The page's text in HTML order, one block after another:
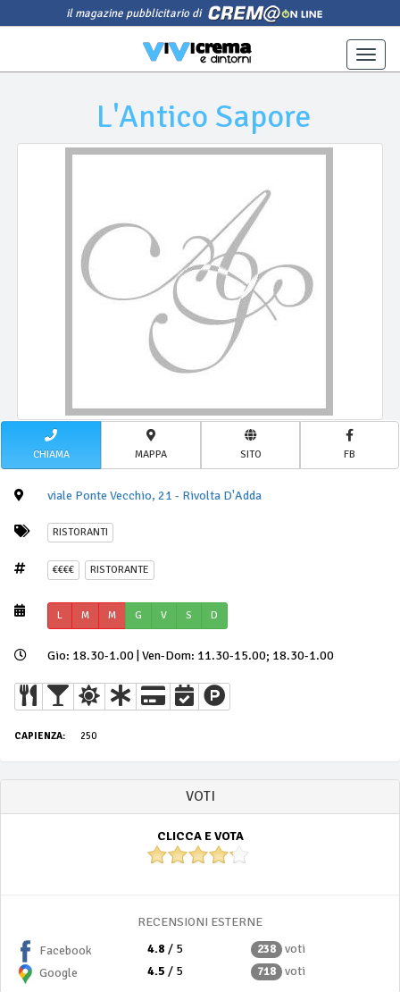
il magazine pubblicitario di
Toggle
L'Antico Sapore
CHIAMA MAPPA SITO FB
viale Ponte Vecchio, 21 - Rivolta D'Adda
RISTORANTI
€€€€ RISTORANTE
L M M G V S D
Gio: 18.30-1.00 | Ven-Dom: 11.30-15.00; 18.30-1.00
CAPIENZA: 250
VOTI
CLICCA E VOTA
RECENSIONI ESTERNE
Facebook
4.8 / 5 238
voti
Google
4.5 / 5 718 voti